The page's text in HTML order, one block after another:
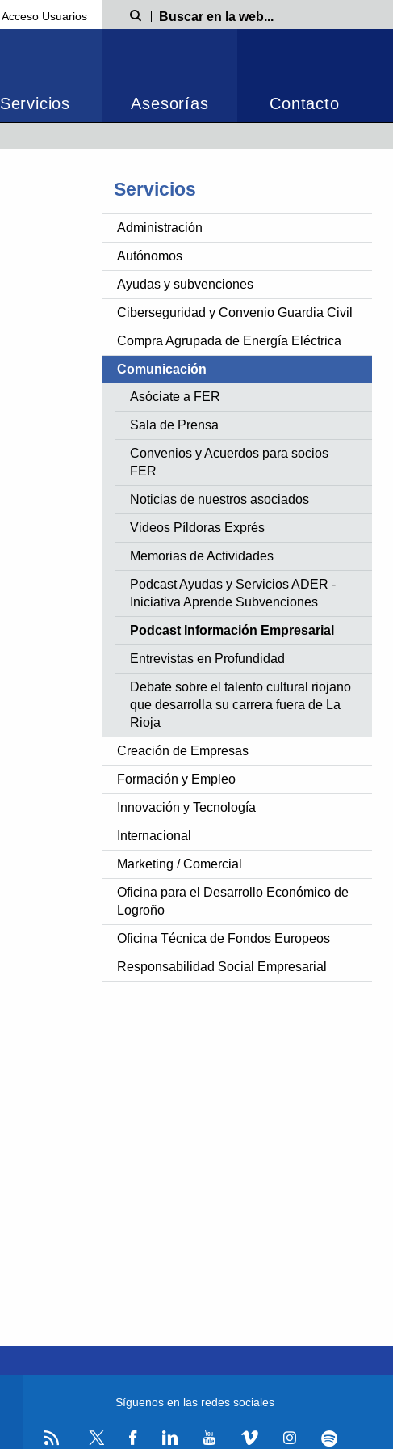
Acceso Usuarios Búsqueda
Servicios Asesorías Contacto
Servicios
Administración
Autónomos
Ayudas y subvenciones
Ciberseguridad y Convenio Guardia Civil
Compra Agrupada de Energía Eléctrica
Comunicación
Asóciate a FER
Sala de Prensa
Convenios y Acuerdos para socios
FER
Noticias de nuestros asociados
Videos Píldoras Exprés
Memorias de Actividades
Podcast Ayudas y Servicios ADER -
Iniciativa Aprende Subvenciones
Podcast Información Empresarial
Entrevistas en Profundidad
Debate sobre el talento cultural riojano
que desarrolla su carrera fuera de La
Rioja
Creación de Empresas
Formación y Empleo
Innovación y Tecnología
Internacional
Marketing / Comercial
Oficina para el Desarrollo Económico de
Logroño
Oficina Técnica de Fondos Europeos
Responsabilidad Social Empresarial
Síguenos en las redes sociales